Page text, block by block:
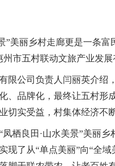
丽乡村走廊更是一条富
市五村联动文旅产业发展
公司负责人闫丽英介绍
、品牌化，最终让五村形
切实受益，村集体经济不
良田·山水美景”美丽乡
现了从“单点美丽”向“全